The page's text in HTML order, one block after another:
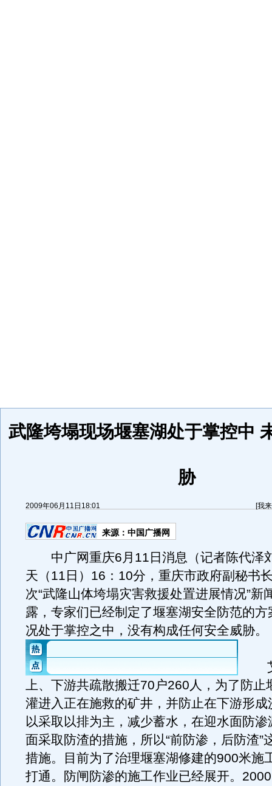
武隆垮塌现场堰塞湖处于掌控中
胁
2009年06月11日18:01 [我
来源： 中国广播网
中广网重庆6月11日消息（记者陈代泽
天（11日）16：10分，重庆市政府副秘书
次“武隆山体垮塌灾害救援处置进展情况”新
露，专家们已经制定了堰塞湖安全防范的方
况处于掌控之中，没有构成任何安全威胁。
艾
上、下游共疏散搬迁70户260人，为了防止
灌进入正在施救的矿井，并防止在下游形成
以采取以排为主，减少蓄水，在迎水面防
面采取防渣的措施，所以“前防渗，后防渣”
措施。目前为了治理堰塞湖修建的900米施
打通。防闸防渗的施工作业已经展开。